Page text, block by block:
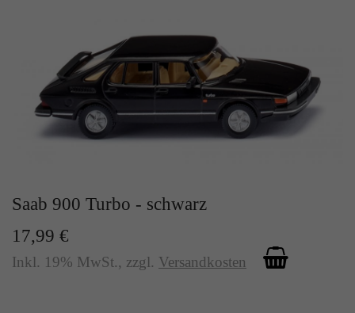
Saab 900 Turbo - schwarz
17,99 €
Inkl. 19% MwSt., zzgl. Versandkosten